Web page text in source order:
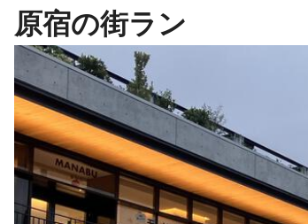
原宿の街ラン